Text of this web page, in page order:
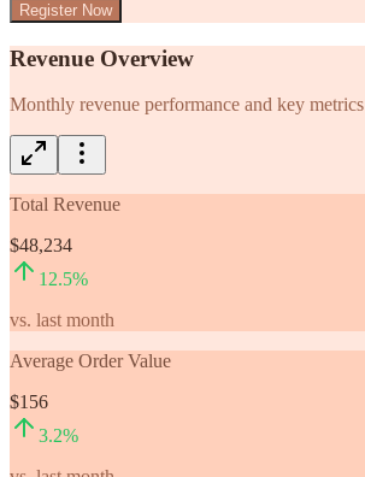
Register Now
Revenue Overview
Monthly revenue performance and key metrics
Total Revenue
$48,234
12.5%
vs. last month
Average Order Value
$156
3.2%